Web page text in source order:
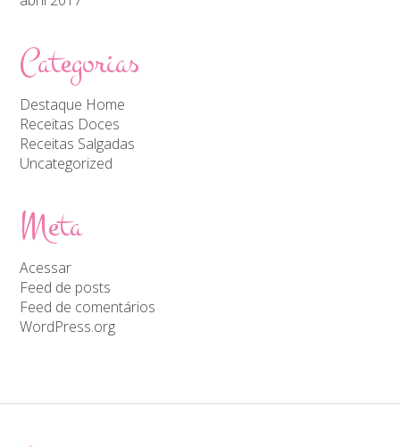
Categorias
Destaque Home
Receitas Doces
Receitas Salgadas
Uncategorized
Meta
Acessar
Feed de posts
Feed de comentários
WordPress.org